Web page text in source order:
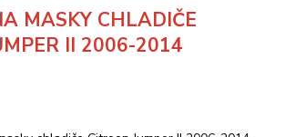
MASKY CHLADIČE
II 2006-2014